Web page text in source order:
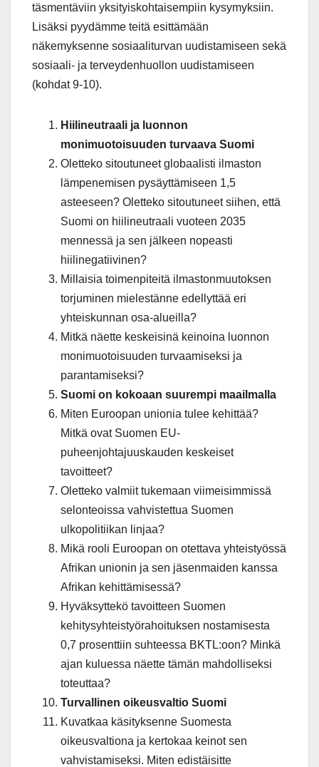
täsmentäviin yksityiskohtaisempiin kysymyksiin.
Lisäksi pyydämme teitä esittämään
näkemyksenne sosiaaliturvan uudistamiseen sekä
sosiaali- ja terveydenhuollon uudistamiseen
(kohdat 9-10).
Hiilineutraali ja luonnon
monimuotoisuuden turvaava Suomi
Oletteko sitoutuneet globaalisti ilmaston
lämpenemisen pysäyttämiseen 1,5
asteeseen? Oletteko sitoutuneet siihen, että
Suomi on hiilineutraali vuoteen 2035
mennessä ja sen jälkeen nopeasti
hiilinegatiivinen?
Millaisia toimenpiteitä ilmastonmuutoksen
torjuminen mielestänne edellyttää eri
yhteiskunnan osa-alueilla?
Mitkä näette keskeisinä keinoina luonnon
monimuotoisuuden turvaamiseksi ja
parantamiseksi?
Suomi on kokoaan suurempi maailmalla
Miten Euroopan unionia tulee kehittää?
Mitkä ovat Suomen EU-
puheenjohtajuuskauden keskeiset
tavoitteet?
Oletteko valmiit tukemaan viimeisimmissä
selonteoissa vahvistettua Suomen
ulkopolitiikan linjaa?
Mikä rooli Euroopan on otettava yhteistyössä
Afrikan unionin ja sen jäsenmaiden kanssa
Afrikan kehittämisessä?
Hyväksyttekö tavoitteen Suomen
kehitysyhteistyörahoituksen nostamisesta
0,7 prosenttiin suhteessa BKTL:oon? Minkä
ajan kuluessa näette tämän mahdolliseksi
toteuttaa?
Turvallinen oikeusvaltio Suomi
Kuvatkaa käsityksenne Suomesta
oikeusvaltiona ja kertokaa keinot sen
vahvistamiseksi. Miten edistäisitte